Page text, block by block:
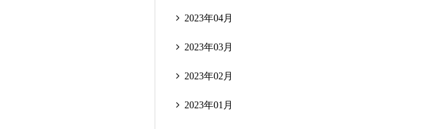
2023年04月
2023年03月
2023年02月
2023年01月